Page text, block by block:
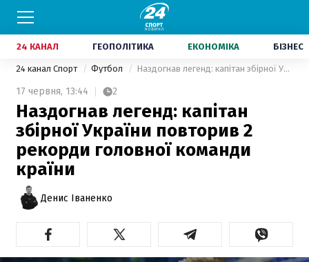
24 КАНАЛ ГЕОПОЛІТИКА ЕКОНОМІКА БІЗНЕС
24 канал Спорт Футбол Наздогнав легенд: капітан збірної України повторив 2 рекорди головної команди країни
17 червня, 13:44 2
Наздогнав легенд: капітан
збірної України повторив 2
рекорди головної команди
країни
Денис Іваненко